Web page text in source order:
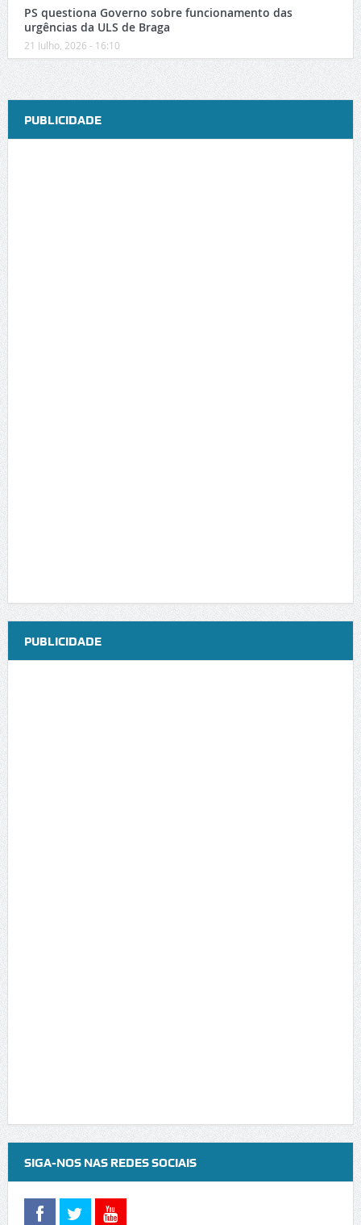
PS questiona Governo sobre funcionamento das
urgências da ULS de Braga
21 Julho, 2026 - 16:10
PUBLICIDADE
PUBLICIDADE
SIGA-NOS NAS REDES SOCIAIS